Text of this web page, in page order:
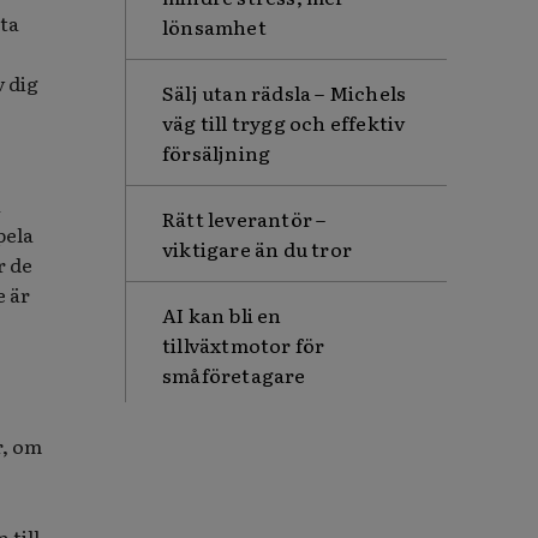
dig
de
är
om
lönsamhet
Sälj utan rädsla – Michels
väg till trygg och effektiv
försäljning
Rätt leverantör –
viktigare än du tror
AI kan bli en
tillväxtmotor för
småföretagare